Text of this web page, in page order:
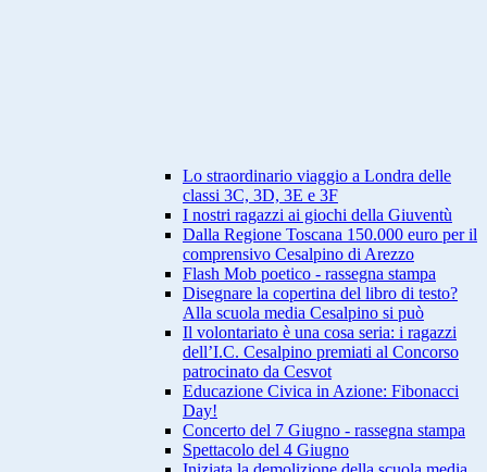
Lo straordinario viaggio a Londra delle
classi 3C, 3D, 3E e 3F
I nostri ragazzi ai giochi della Giuventù
Dalla Regione Toscana 150.000 euro per il
comprensivo Cesalpino di Arezzo
Flash Mob poetico - rassegna stampa
Disegnare la copertina del libro di testo?
Alla scuola media Cesalpino si può
Il volontariato è una cosa seria: i ragazzi
dell’I.C. Cesalpino premiati al Concorso
patrocinato da Cesvot
Educazione Civica in Azione: Fibonacci
Day!
Concerto del 7 Giugno - rassegna stampa
Spettacolo del 4 Giugno